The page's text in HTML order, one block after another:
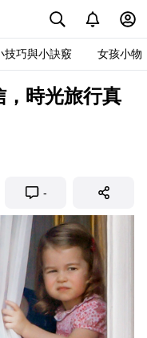
技巧與小訣竅 女孩小物
，時光旅行真
-